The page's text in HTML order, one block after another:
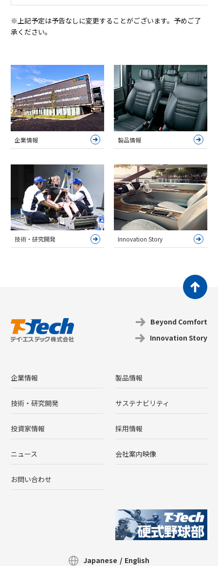
※上記予定は予告なしに変更することがございます。予めご了
承ください。
企業情報 製品情報
技術・研究開発 Innovation Story
Beyond Coｍfort
Innovation Story
企業情報 製品情報
技術・研究開発 サステナビリティ
投資家情報 採用情報
ニュース 会社案内映像
お問い合わせ
Japanese / English